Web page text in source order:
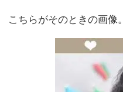
こちらがそのときの画像。